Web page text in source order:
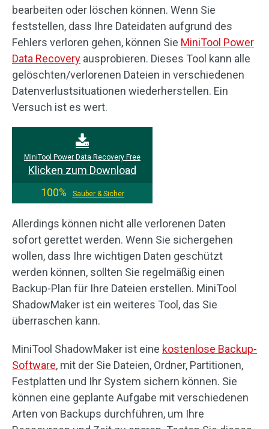
bearbeiten oder löschen können. Wenn Sie
feststellen, dass Ihre Dateidaten aufgrund des
Fehlers verloren gehen, können Sie MiniTool Power
Data Recovery ausprobieren. Dieses Tool kann alle
gelöschten/verlorenen Dateien in verschiedenen
Datenverlustsituationen wiederherstellen. Ein
Versuch ist es wert.
MiniTool Power Data Recovery Free
Klicken zum Download
100%
Sauber & Sicher
Allerdings können nicht alle verlorenen Daten
sofort gerettet werden. Wenn Sie sichergehen
wollen, dass Ihre wichtigen Daten geschützt
werden können, sollten Sie regelmäßig einen
Backup-Plan für Ihre Dateien erstellen. MiniTool
ShadowMaker ist ein weiteres Tool, das Sie
überraschen kann.
MiniTool ShadowMaker ist eine kostenlose Backup-
Software, mit der Sie Dateien, Ordner, Partitionen,
Festplatten und Ihr System sichern können. Sie
können eine geplante Aufgabe mit verschiedenen
Arten von Backups durchführen, um Ihre